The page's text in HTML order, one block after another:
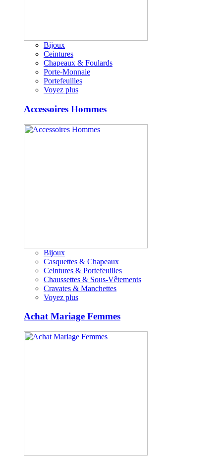
Bijoux
Ceintures
Chapeaux & Foulards
Porte-Monnaie
Portefeuilles
Voyez plus
Accessoires Hommes
Bijoux
Casquettes & Chapeaux
Ceintures & Portefeuilles
Chaussettes & Sous-Vêtements
Cravates & Manchettes
Voyez plus
Achat Mariage Femmes